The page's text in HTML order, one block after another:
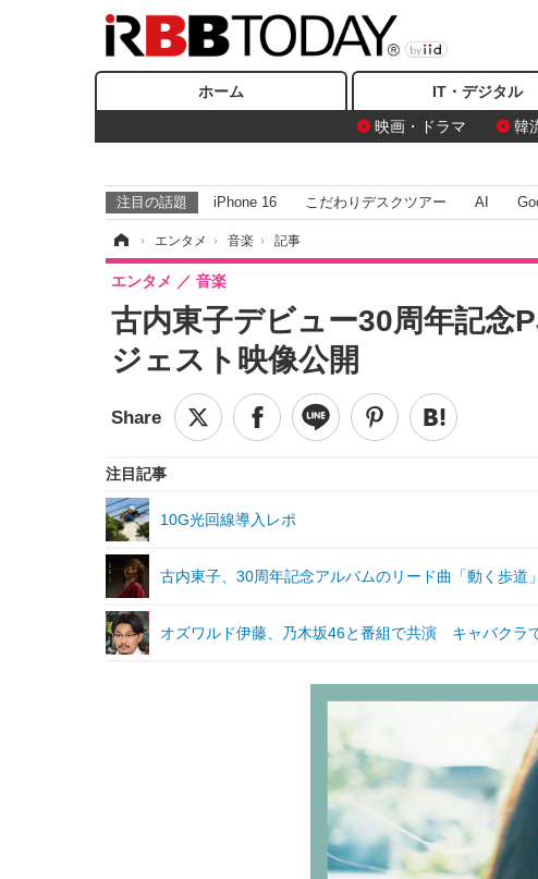
ホーム IT・デジタル
映画・ドラマ
韓
注目の話題 iPhone 16 こだわりデスクツアー AI
› エンタメ › 音楽 › 記事
古内東子デビュー30周年記念
ジェスト映像公開
エンタメ 音楽
注目記事
10G光回線導入レポ
古内東子、30周年記念アルバムのリード曲「動く歩道
オズワルド伊藤、乃木坂46と番組で共演 キャバクラ